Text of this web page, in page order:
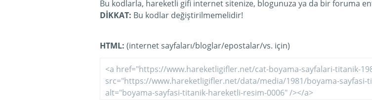
Bu kodlarla, hareketli gifi internet sitenize, blogunuza ya da bir foruma
DİKKAT: Bu kodlar değiştirilmemelidir!
HTML: (internet sayfaları/bloglar/epostalar/vs. için)